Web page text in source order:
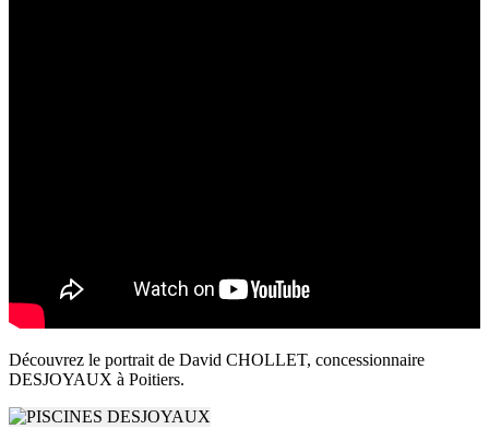
Découvrez le portrait de David CHOLLET, concessionnaire
DESJOYAUX à Poitiers.